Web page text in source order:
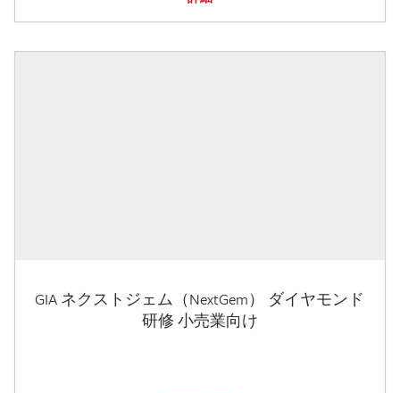
GIA ネクストジェム（NextGem） ダイヤモンド
研修 小売業向け